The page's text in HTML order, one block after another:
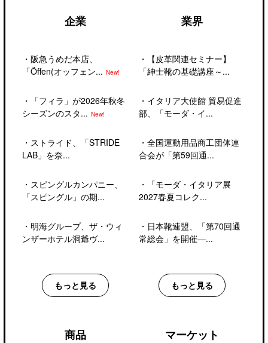
企業
・ 阪急うめだ本店、
「Öffen(オッフェン... New!
・
「フィラ」が2026年秋冬
シーズンのスタ... New!
・ ストライド、「STRIDE
LAB」を奈...
・ スピングルカンパニー、
「スピングル」の期...
・ 明海グループ、ザ・ウィ
ンザーホテル洞爺ヴ...
もっと見る
業界
・
【皮革関連セミナー】
「紳士靴の基礎講座～...
・ イタリア大使館 貿易促進
部、「モーダ・イ...
・ 全国運動用品商工団体連
合会が「第59回通...
・
「モーダ・イタリア展
2027春夏コレク...
・ 日本靴連盟、「第70回通
常総会」を開催―...
もっと見る
商品 マーケット